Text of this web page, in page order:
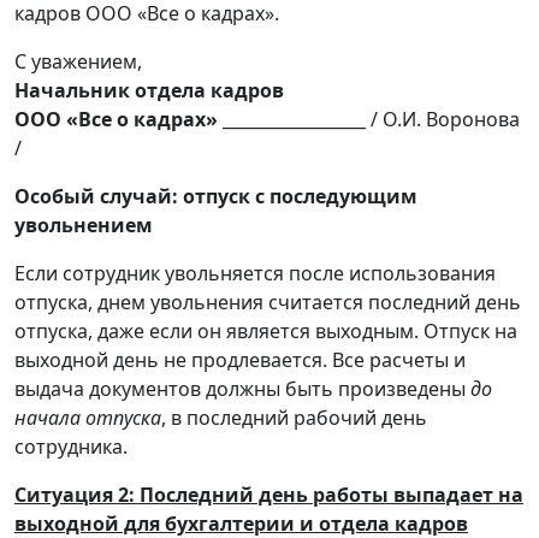
кадров ООО «Все о кадрах».
С уважением,
Начальник отдела кадров
ООО «Все о кадрах» _________________ / О.И. Воронова
/
Особый случай: отпуск с последующим
увольнением
Если сотрудник увольняется после использования
отпуска, днем увольнения считается последний день
отпуска, даже если он является выходным. Отпуск на
выходной день не продлевается. Все расчеты и
выдача документов должны быть произведены до
начала отпуска, в последний рабочий день
сотрудника.
Ситуация 2: Последний день работы выпадает на
выходной для бухгалтерии и отдела кадров